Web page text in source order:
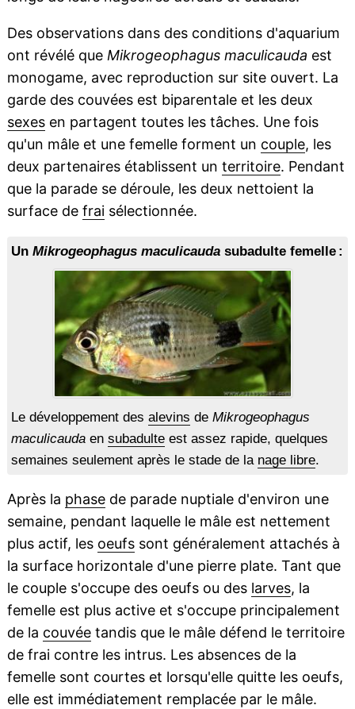
Des observations dans des conditions d'aquarium
ont révélé que Mikrogeophagus maculicauda est
monogame, avec reproduction sur site ouvert. La
garde des couvées est biparentale et les deux
sexesen partagent toutes les tâches. Une fois
qu'un mâle et une femelle forment un couple, les
deux partenaires établissent un territoire. Pendant
que la parade se déroule, les deux nettoient la
surface de fraisélectionnée.
Un Mikrogeophagus maculicaudasubadulte femelle :
Le développement des alevins de Mikrogeophagus
maculicaudaen subadulteest assez rapide, quelques
semaines seulement après le stade de la nage libre.
Après la phasede parade nuptiale d'environ une
semaine, pendant laquelle le mâle est nettement
plus actif, les oeufssont généralement attachés à
la surface horizontale d'une pierre plate. Tant que
le couple s'occupe des oeufs ou des larves, la
femelle est plus active et s'occupe principalement
de la couvéetandis que le mâle défend le territoire
de frai contre les intrus. Les absences de la
femelle sont courtes et lorsqu'elle quitte les oeufs,
elle est immédiatement remplacée par le mâle.